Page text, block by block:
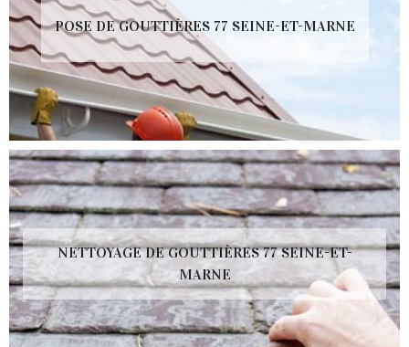
POSE DE GOUTTIÈRES 77 SEINE-ET-MARNE
NETTOYAGE DE GOUTTIÈRES 77 SEINE-ET-
MARNE